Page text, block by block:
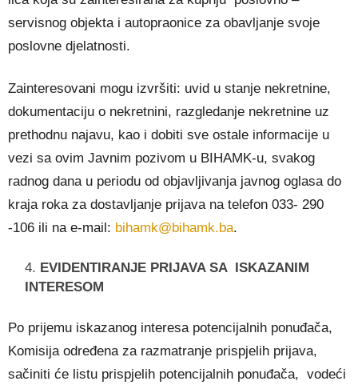
servisnog objekta i autopraonice za obavljanje svoje
poslovne djelatnosti.
Zainteresovani mogu izvršiti: uvid u stanje nekretnine,
dokumentaciju o nekretnini, razgledanje nekretnine uz
prethodnu najavu, kao i dobiti sve ostale informacije u
vezi sa ovim Javnim pozivom u BIHAMK-u, svakog
radnog dana u periodu od objavljivanja javnog oglasa do
kraja roka za dostavljanje prijava na telefon 033- 290
-106 ili na e-mail: bihamk@bihamk.ba.
EVIDENTIRANJE PRIJAVA SA ISKAZANIM
INTERESOM
Po prijemu iskazanog interesa potencijalnih ponuđača,
Komisija određena za razmatranje prispjelih prijava,
sačiniti će listu prispjelih potencijalnih ponuđača, vodeći